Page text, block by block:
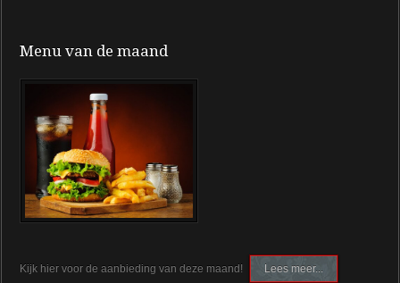
Menu van de maand
Kijk hier voor de aanbieding van deze maand! Lees meer...